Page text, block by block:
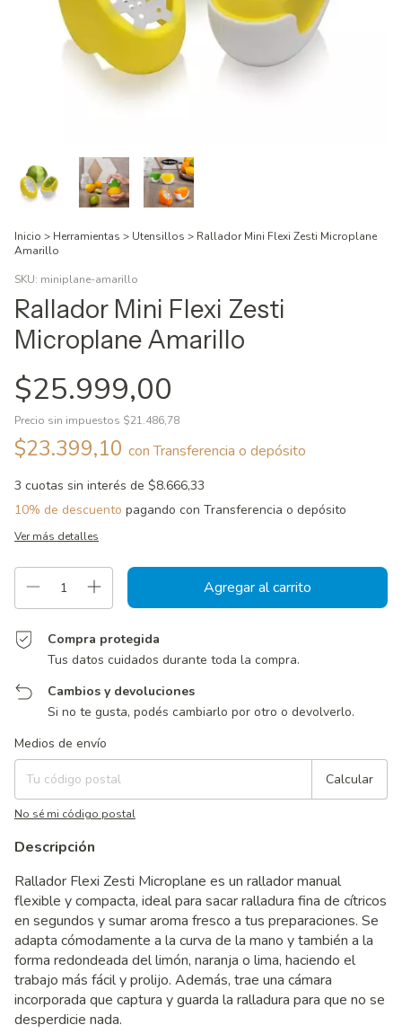
Inicio > Herramientas > Utensillos > Rallador Mini Flexi Zesti Microplane
Amarillo
SKU: miniplane-amarillo
Rallador Mini Flexi Zesti
Microplane Amarillo
$25.999,00
Precio sin impuestos $21.486,78
$23.399,10 con Transferencia o depósito
3 cuotas sin interés de $8.666,33
10% de descuento pagando con Transferencia o depósito
Ver más detalles
Compra protegida
Tus datos cuidados durante toda la compra.
Cambios y devoluciones
Si no te gusta, podés cambiarlo por otro o devolverlo.
Entregas para el CP:
Medios de envío
Calcular
No sé mi código postal
Descripción
Rallador Flexi Zesti Microplane es un rallador manual
flexible y compacta, ideal para sacar ralladura fina de cítricos
en segundos y sumar aroma fresco a tus preparaciones. Se
adapta cómodamente a la curva de la mano y también a la
forma redondeada del limón, naranja o lima, haciendo el
trabajo más fácil y prolijo. Además, trae una cámara
incorporada que captura y guarda la ralladura para que no se
desperdicie nada.